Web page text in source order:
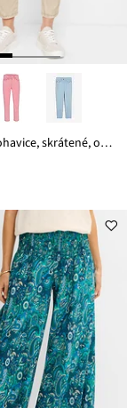
Twillové nohavice, skrátené, obnosený vzhľad